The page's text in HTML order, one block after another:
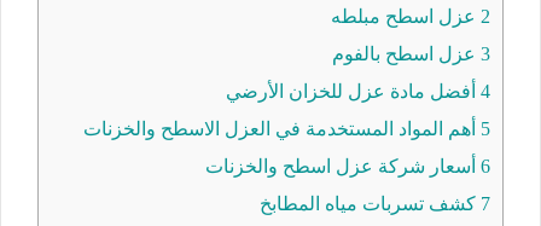
2 عزل اسطح مبلطه
3 عزل اسطح بالفوم
4 أفضل مادة عزل للخزان الأرضي
5 أهم المواد المستخدمة في العزل الاسطح والخزنات
6 أسعار شركة عزل اسطح والخزنات
7 كشف تسربات مياه المطابخ